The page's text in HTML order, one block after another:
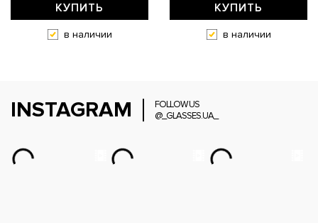
КУПИТЬ
в наличии
КУПИТЬ
в наличии
INSTAGRAM
FOLLOW US
@_GLASSES.UA_